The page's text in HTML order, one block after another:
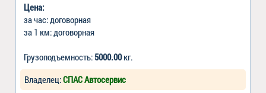
Цена:
за час: договорная
за 1 км: договорная
Грузоподъемность: 5000.00кг.
Владелец:СПАС Автосервис